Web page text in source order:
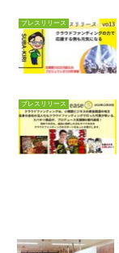
プレスリリース
プレスリリース